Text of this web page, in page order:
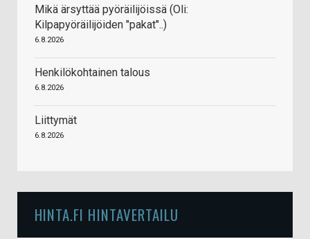
Mikä ärsyttää pyöräilijöissä (Oli:
Kilpapyöräilijöiden "pakat"..)
6.8.2026
Henkilökohtainen talous
6.8.2026
Liittymät
6.8.2026
HINTA.FI HINTAVERTAILU